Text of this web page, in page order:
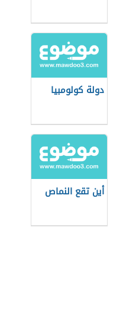
دولة كولومبيا
أين تقع النماص